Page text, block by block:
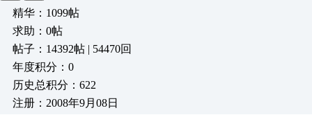
精华：1099帖
求助：0帖
帖子：14392帖 | 54470回
年度积分：0
历史总积分：622
注册：2008年9月08日